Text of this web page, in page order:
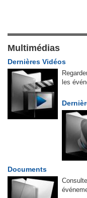
Multimédias
Dernières Vidéos
les
Documents